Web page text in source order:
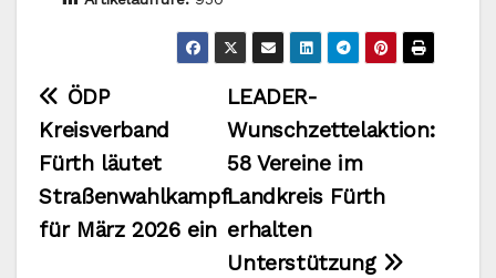
Beitragsnavigation
LEADER-
Wunschzettelaktion:
58 Vereine im
Landkreis Fürth
erhalten
Unterstützung
ÖDP
Kreisverband
Fürth läutet
Straßenwahlkampf
für März 2026 ein